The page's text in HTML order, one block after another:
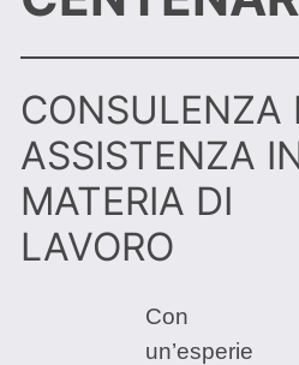
CONSULENZA
ASSISTENZA
MATERIA DI
LAVORO
Con
un’esperie